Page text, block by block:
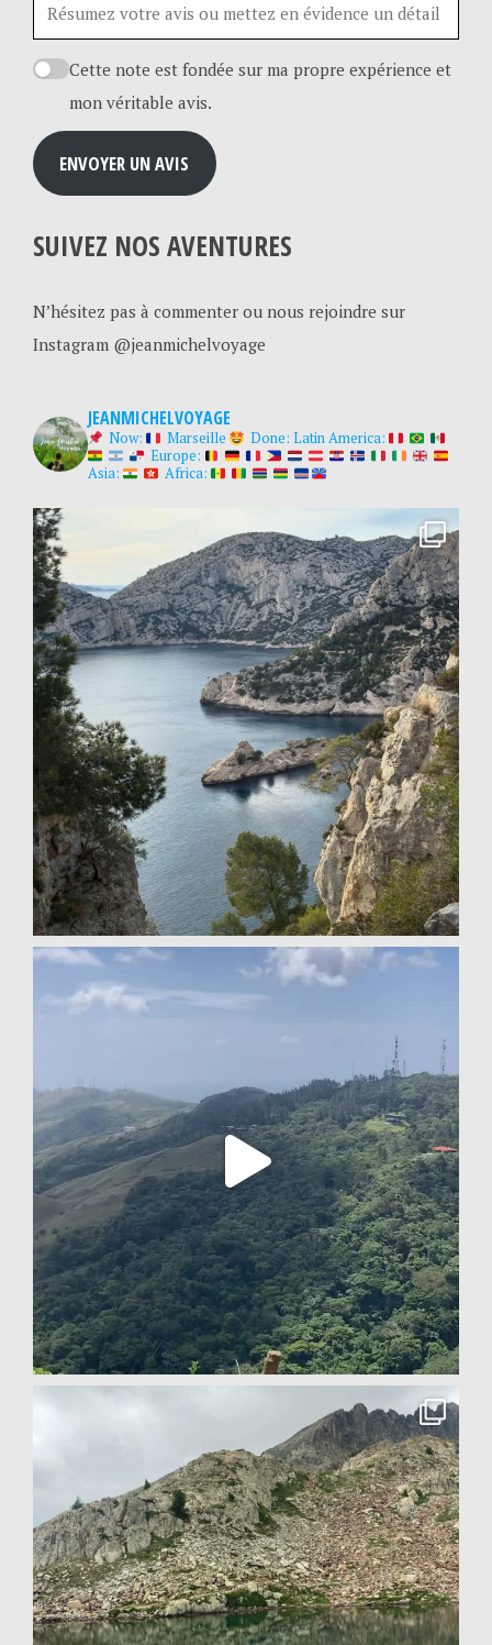
Cette note est fondée sur ma propre expérience et
mon véritable avis.
ENVOYER UN AVIS
SUIVEZ NOS AVENTURES
N’hésitez pas à commenter ou nous rejoindre sur
Instagram @jeanmichelvoyage
JEANMICHELVOYAGE
Now: Marseille Done: Latin America:
Europe:
Asia:
Africa: